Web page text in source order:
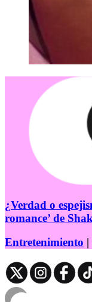
¿Verdad o
romance’ de
Entretenimiento |